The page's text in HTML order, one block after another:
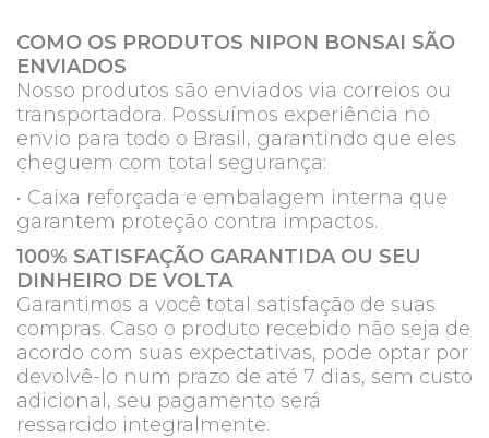
COMO OS PRODUTOS NIPON BONSAI SÃO
ENVIADOS
Nosso produtos são enviados via correios ou
transportadora. Possuímos experiência no
envio para todo o Brasil, garantindo que eles
cheguem com total segurança:
• Caixa reforçada e embalagem interna que
garantem proteção contra impactos.
100% SATISFAÇÃO GARANTIDA OU SEU
DINHEIRO DE VOLTA
Garantimos a você total satisfação de suas
compras. Caso o produto recebido não seja de
acordo com suas expectativas, pode optar por
devolvê-lo num prazo de até 7 dias, sem custo
adicional, seu pagamento será
ressarcido integralmente.